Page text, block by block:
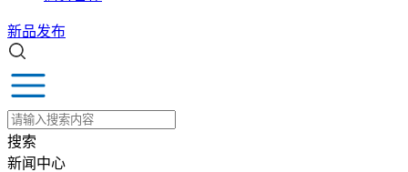
新品发布
搜索
新闻中心